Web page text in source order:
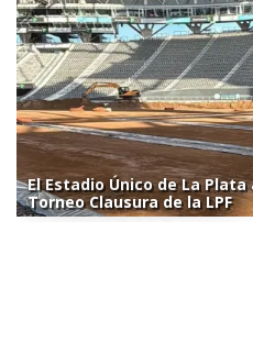
El Estadio Único de La
Torneo Clausura de la LPF